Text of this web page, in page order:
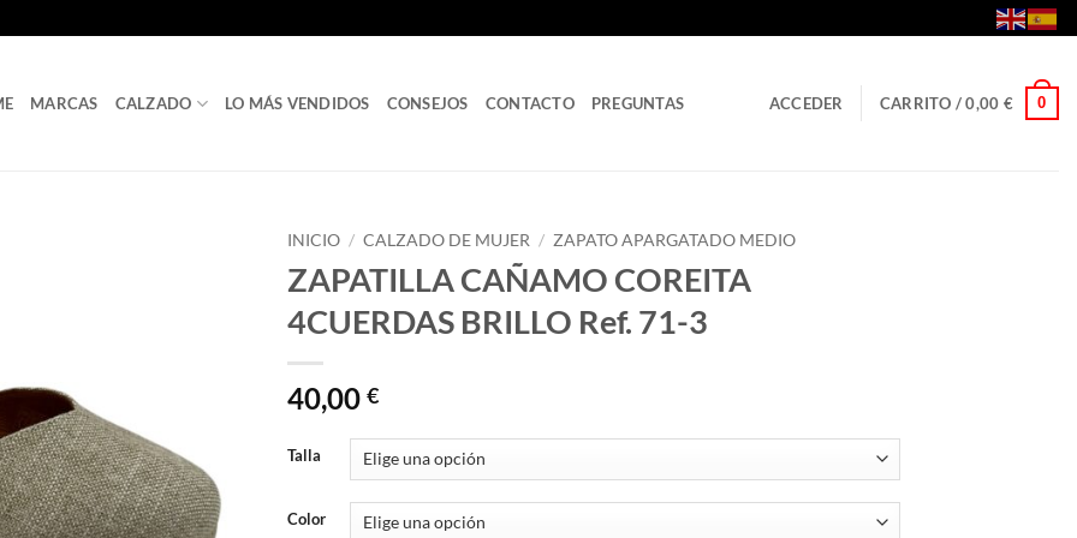
MARCAS CALZADO LO MÁS VENDIDOS CONSEJOS CONTACTO PREGUNTAS ACCEDER CARRITO /0,00 € 0
INICIO / CALZADO DE MUJER / ZAPATO APARGATADO MEDIO
ZAPATILLA CAÑAMO COREITA
4CUERDAS BRILLO Ref. 71-3
40,00 €
Talla
Color